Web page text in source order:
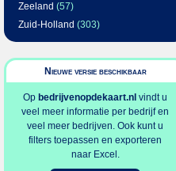
Zeeland (57)
Zuid-Holland (303)
Nieuwe versie beschikbaar
Op bedrijvenopdekaart.nl vindt u
veel meer informatie per bedrijf en
veel meer bedrijven. Ook kunt u
filters toepassen en exporteren
naar Excel.